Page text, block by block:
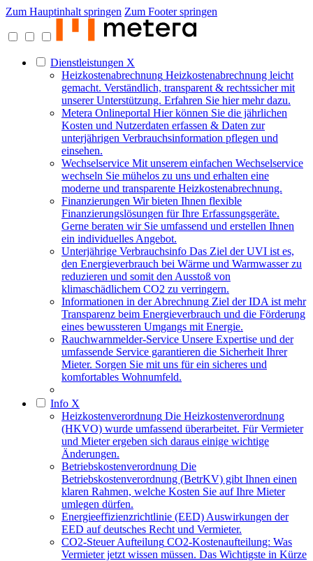
Zum Hauptinhalt springen Zum Footer springen
Dienstleistungen X
Heizkostenabrechnung Heizkostenabrechnung leicht
gemacht. Verständlich, transparent & rechtssicher mit
unserer Unterstützung. Erfahren Sie hier mehr dazu.
Metera Onlineportal Hier können Sie die jährlichen
Kosten und Nutzerdaten erfassen & Daten zur
unterjährigen Verbrauchsinformation pflegen und
einsehen.
Wechselservice Mit unserem einfachen Wechselservice
wechseln Sie mühelos zu uns und erhalten eine
moderne und transparente Heizkostenabrechnung.
Finanzierungen Wir bieten Ihnen flexible
Finanzierungslösungen für Ihre Erfassungsgeräte.
Gerne beraten wir Sie umfassend und erstellen Ihnen
ein individuelles Angebot.
Unterjährige Verbrauchsinfo Das Ziel der UVI ist es,
den Energieverbrauch bei Wärme und Warmwasser zu
reduzieren und somit den Ausstoß von
klimaschädlichem CO2 zu verringern.
Informationen in der Abrechnung Ziel der IDA ist mehr
Transparenz beim Energieverbrauch und die Förderung
eines bewussteren Umgangs mit Energie.
Rauchwarnmelder-Service Unsere Expertise und der
umfassende Service garantieren die Sicherheit Ihrer
Mieter. Sorgen Sie mit uns für ein sicheres und
komfortables Wohnumfeld.
Info X
Heizkostenverordnung Die Heizkostenverordnung
(HKVO) wurde umfassend überarbeitet. Für Vermieter
und Mieter ergeben sich daraus einige wichtige
Änderungen.
Betriebskostenverordnung Die
Betriebskostenverordnung (BetrKV) gibt Ihnen einen
klaren Rahmen, welche Kosten Sie auf Ihre Mieter
umlegen dürfen.
Energieeffizienzrichtlinie (EED) Auswirkungen der
EED auf deutsches Recht und Vermieter.
CO2-Steuer Aufteilung CO2-Kostenaufteilung: Was
Vermieter jetzt wissen müssen. Das Wichtigste in Kürze